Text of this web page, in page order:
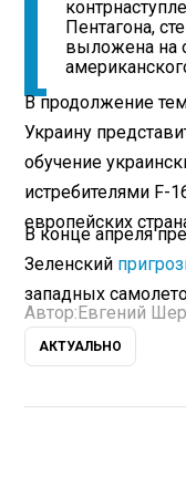
Пентагона,
выложена на
В продолжение
Украину
обучение
истребителями F-
европейских
В конце апреля
Зеленский
западных
Автор:Евгений
АКТУАЛЬНО